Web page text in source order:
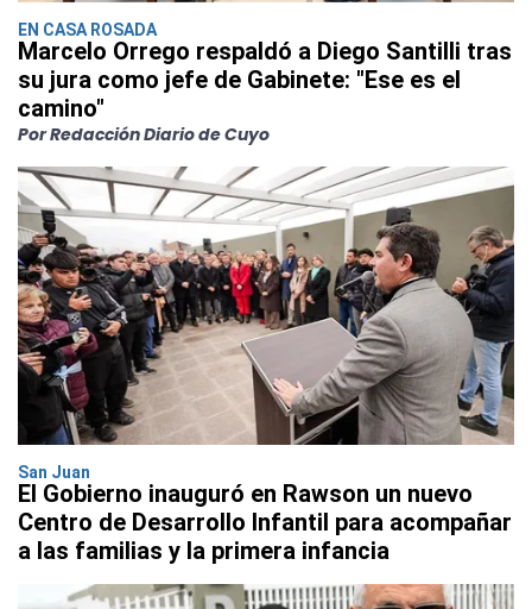
EN CASA ROSADA
Marcelo Orrego respaldó a Diego Santilli tras
su jura como jefe de Gabinete: "Ese es el
camino"
Por Redacción Diario de Cuyo
San Juan
El Gobierno inauguró en Rawson un nuevo
Centro de Desarrollo Infantil para acompañar
a las familias y la primera infancia